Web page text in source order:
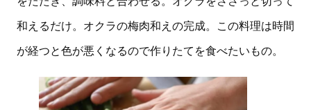
和えるだけ。オクラの梅肉和えの完成。この料理は時間
が経つと色が悪くなるので作りたてを食べたいもの。